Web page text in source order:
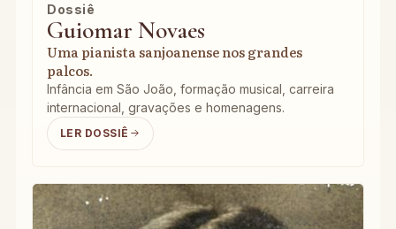
Dossiê
Guiomar Novaes
Uma pianista sanjoanense nos grandes
palcos.
Infância em São João, formação musical, carreira
internacional, gravações e homenagens.
LER DOSSIÊ